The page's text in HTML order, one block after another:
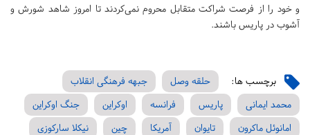
و خود را از فرصت شراکت متقابل محروم نمی‌کردند تا امروز شاهد شورش و
آشوب در پاریس باشند.
برچسب ها: حلقه وصل
جبهه فرهنگی انقلاب
محمد ایمانی
پاریس فرانسه اوکراین
جنگ اوکراین
امانوئل ماکرون
تایوان آمریکا چین
نیکلا سارکوزی